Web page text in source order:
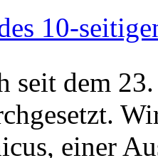
10-
seit dem
einer